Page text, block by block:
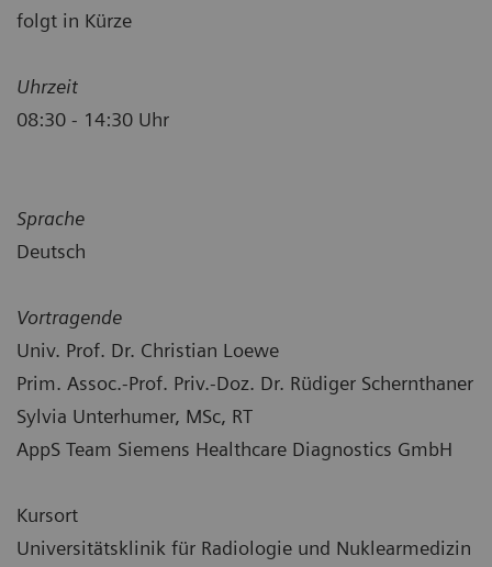
folgt in Kürze
Uhrzeit
08:30 - 14:30 Uhr
Sprache
Deutsch
Vortragende
Univ. Prof. Dr. Christian Loewe
Prim. Assoc.-Prof. Priv.-Doz. Dr. Rüdiger Schernthaner
Sylvia Unterhumer, MSc, RT
AppS Team Siemens Healthcare Diagnostics GmbH
Kursort
Universitätsklinik für Radiologie und Nuklearmedizin